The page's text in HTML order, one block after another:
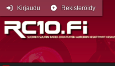
Kirjaudu Rekisteröidy